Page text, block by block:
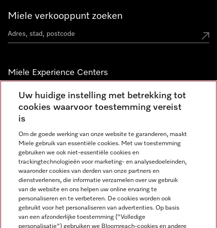
Miele verkooppunt zoeken
Miele Experience Centers
Vind jouw Miele Experience Center
Nieuwsbrief
Miele op Instagram
Miele op Facebook
Miele op Youtube
Uw huidige instelling met betrekking tot
cookies waarvoor toestemming vereist
is
Om de goede werking van onze website te garanderen, maakt
Miele gebruik van essentiële cookies. Met uw toestemming
gebruiken we ook niet-essentiële cookies en
trackingtechnologieën voor marketing- en analysedoeleinden,
waaronder cookies van derden van onze partners en
dienstverleners, die informatie verzamelen over uw gebruik
van de website en ons helpen uw online ervaring te
personaliseren en te verbeteren. De cookies worden ook
gebruikt voor het personaliseren van advertenties. Op basis
van een afzonderlijke toestemming ("Volledige
personalisatie") gebruiken we Bloomreach-cookies en andere